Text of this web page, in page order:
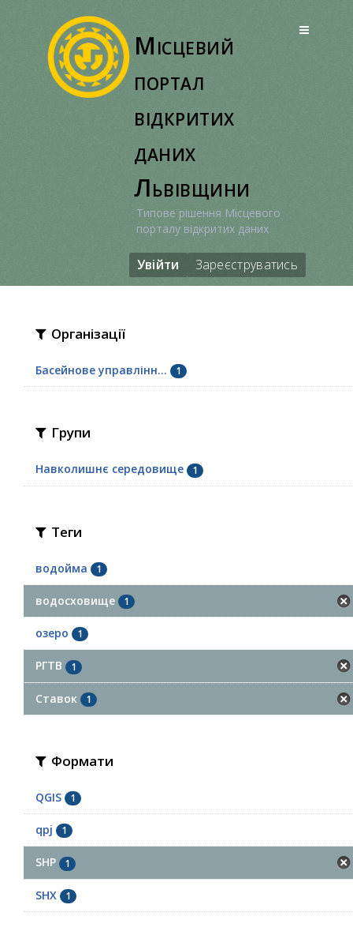
Місцевий
портал
відкритих
даних
Львівщини
Типове рішення Місцевого
порталу відкритих даних
Увійти Зареєструватись
Організації
Басейнове управлінн... 1
Групи
Навколишнє середовище 1
Теги
водойма 1
водосховище 1
озеро 1
РГТВ 1
Ставок 1
Формати
QGIS 1
qpj 1
SHP 1
SHX 1